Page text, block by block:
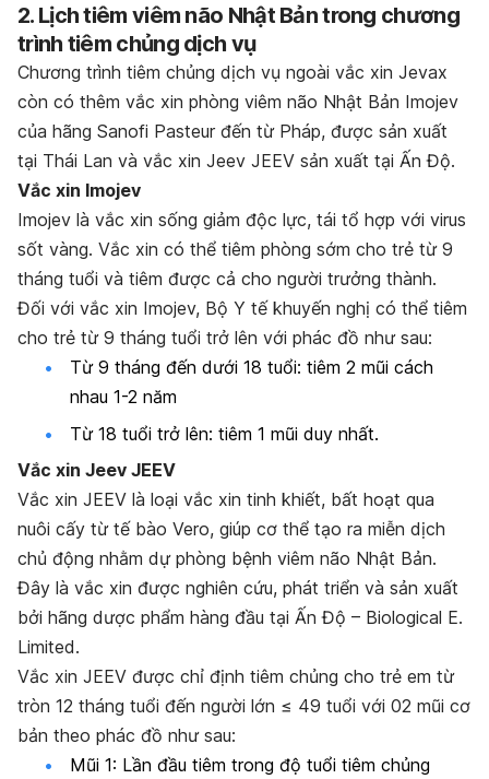
2. Lịch tiêm viêm não Nhật Bản trong chương
trình tiêm chủng dịch vụ
Chương trình tiêm chủng dịch vụ ngoài vắc xin Jevax
còn có thêm vắc xin phòng viêm não Nhật Bản Imojev
của hãng Sanofi Pasteur đến từ Pháp, được sản xuất
tại Thái Lan và vắc xin Jeev JEEV sản xuất tại Ấn Độ.
Vắc xin Imojev
Imojev là vắc xin sống giảm độc lực, tái tổ hợp với virus
sốt vàng. Vắc xin có thể tiêm phòng sớm cho trẻ từ 9
tháng tuổi và tiêm được cả cho người trưởng thành.
Đối với vắc xin Imojev, Bộ Y tế khuyến nghị có thể tiêm
cho trẻ từ 9 tháng tuổi trở lên với phác đồ như sau:
Từ 9 tháng đến dưới 18 tuổi: tiêm 2 mũi cách
nhau 1-2 năm
Từ 18 tuổi trở lên: tiêm 1 mũi duy nhất.
Vắc xin Jeev JEEV
Vắc xin JEEV là loại vắc xin tinh khiết, bất hoạt qua
nuôi cấy từ tế bào Vero, giúp cơ thể tạo ra miễn dịch
chủ động nhằm dự phòng bệnh viêm não Nhật Bản.
Đây là vắc xin được nghiên cứu, phát triển và sản xuất
bởi hãng dược phẩm hàng đầu tại Ấn Độ – Biological E.
Limited.
Vắc xin JEEV được chỉ định tiêm chủng cho trẻ em từ
tròn 12 tháng tuổi đến người lớn ≤ 49 tuổi với 02 mũi cơ
bản theo phác đồ như sau:
Mũi 1: Lần đầu tiêm trong độ tuổi tiêm chủng